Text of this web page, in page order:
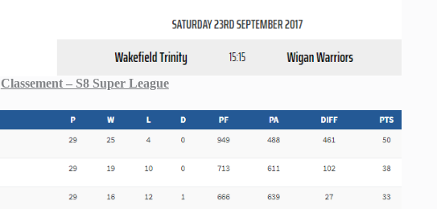
Classement – S8 Super League